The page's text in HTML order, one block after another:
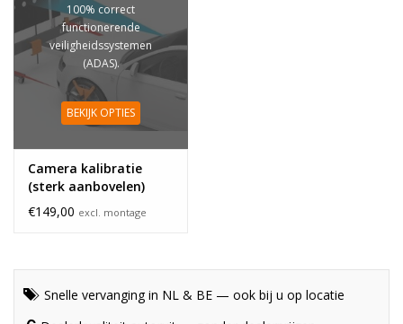
100% correct
functionerende
veiligheidssystemen
(ADAS).
BEKIJK OPTIES
Camera kalibratie
(sterk aanbovelen)
€149,00 excl. montage
Snelle vervanging in NL & BE — ook bij u op locatie